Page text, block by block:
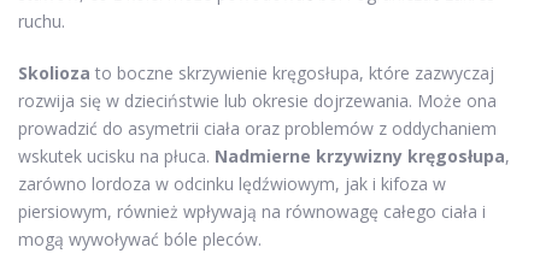
ruchu.
Skolioza to boczne skrzywienie kręgosłupa, które zazwyczaj
rozwija się w dzieciństwie lub okresie dojrzewania. Może ona
prowadzić do asymetrii ciała oraz problemów z oddychaniem
wskutek ucisku na płuca. Nadmierne krzywizny kręgosłupa,
zarówno lordoza w odcinku lędźwiowym, jak i kifoza w
piersiowym, również wpływają na równowagę całego ciała i
mogą wywoływać bóle pleców.